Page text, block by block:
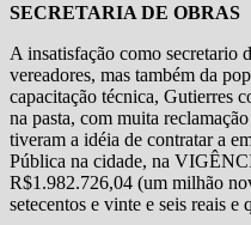
SECRETARIA DE OBRAS
A insatisfação como secretario
vereadores, mas também da
capacitação técnica, Gutierres
na pasta, com muita
tiveram a idéia de contratar a
Pública na cidade, na
R$1.982.726,04 (um milhão
setecentos e vinte e seis reais e